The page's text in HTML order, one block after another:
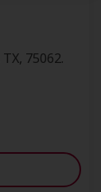
75062.